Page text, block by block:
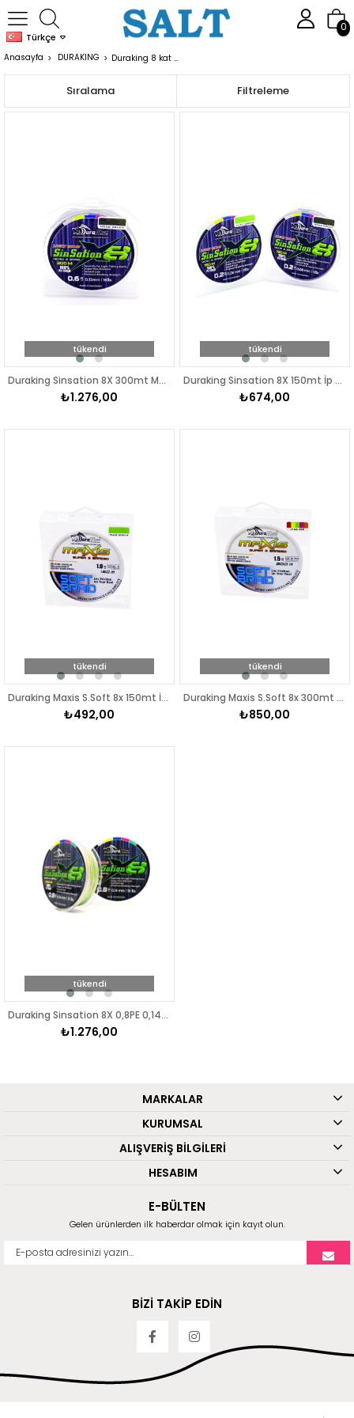
Türkçe
0
Anasayfa DURAKING Duraking 8 kat Örgü İpler
Filtreleme
Sıralama
tükendi
Duraking Sinsation 8X 300mt Moss Green İp Misina
₺1.276,00
tükendi
Duraking Sinsation 8X 150mt İp Misina
₺674,00
tükendi
Duraking Maxis S.Soft 8x 150mt İp Misina
₺492,00
tükendi
Duraking Maxis S.Soft 8x 300mt MC İp Misina
₺850,00
tükendi
Duraking Sinsation 8X 0,8PE 0,14mm 300mt İp Misina Multicolor
₺1.276,00
MARKALAR
KURUMSAL
ALIŞVERİŞ BİLGİLERİ
HESABIM
E-BÜLTEN
Gelen ürünlerden ilk haberdar olmak için kayıt olun.
BİZİ TAKİP EDİN